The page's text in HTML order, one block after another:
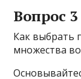
Вопрос 3
Как выбрать
множества